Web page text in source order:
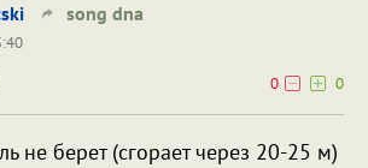
song dna
0
0
не берет (сгорает через 20-25 м)